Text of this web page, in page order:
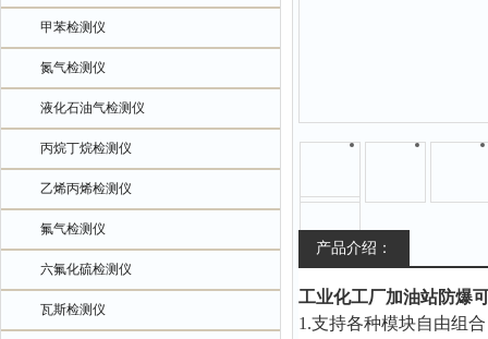
甲苯检测仪
氮气检测仪
液化石油气检测仪
丙烷丁烷检测仪
乙烯丙烯检测仪
氟气检测仪
六氟化硫检测仪
瓦斯检测仪
产品介绍：
工业化工厂加油站防爆
1.支持各种模块自由组